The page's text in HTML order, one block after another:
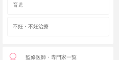
育児
不妊・不妊治療
監修医師・専門家一覧